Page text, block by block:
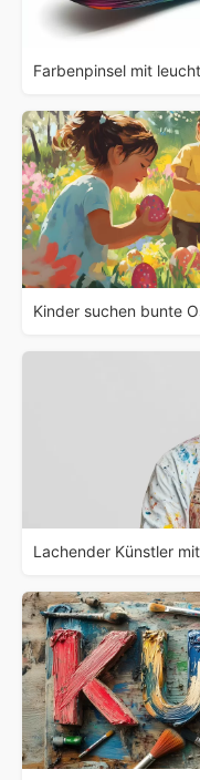
Farbenpinsel mit
Kinder suchen bunte
Lachender Künstler